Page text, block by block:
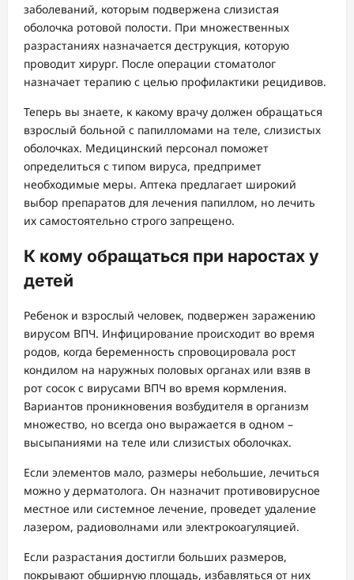
заболеваний, которым подвержена слизистая
оболочка ротовой полости. При множественных
разрастаниях назначается деструкция, которую
проводит хирург. После операции стоматолог
назначает терапию с целью профилактики рецидивов.
Теперь вы знаете, к какому врачу должен обращаться
взрослый больной с папилломами на теле, слизистых
оболочках. Медицинский персонал поможет
определиться с типом вируса, предпримет
необходимые меры. Аптека предлагает широкий
выбор препаратов для лечения папиллом, но лечить
их самостоятельно строго запрещено.
К кому обращаться при наростах у
детей
Ребенок и взрослый человек, подвержен заражению
вирусом ВПЧ. Инфицирование происходит во время
родов, когда беременность спровоцировала рост
кондилом на наружных половых органах или взяв в
рот сосок с вирусами ВПЧ во время кормления.
Вариантов проникновения возбудителя в организм
множество, но всегда оно выражается в одном –
высыпаниями на теле или слизистых оболочках.
Если элементов мало, размеры небольшие, лечиться
можно у дерматолога. Он назначит противовирусное
местное или системное лечение, проведет удаление
лазером, радиоволнами или электрокоагуляцией.
Если разрастания достигли больших размеров,
покрывают обширную площадь, избавляться от них